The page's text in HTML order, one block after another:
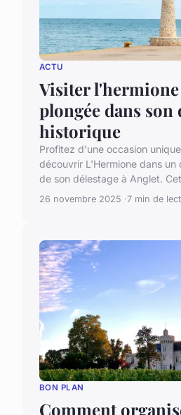
ACTU
Visiter l'hermione
plongée dans son
historique
Profitez d'une occasion
découvrir L'Hermione dans un
de son délestage à Anglet.
26 novembre 2025 7 min de
BON PLAN
Comment